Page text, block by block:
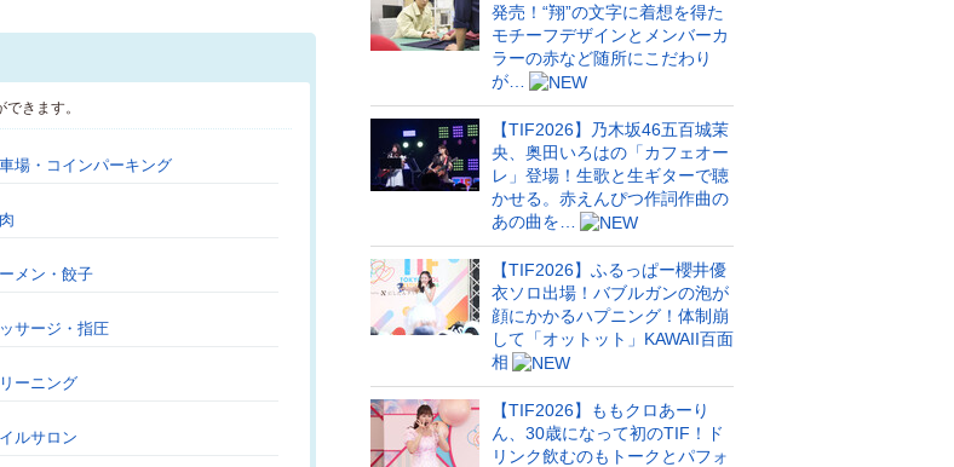
きます。
場・コインパーキング
メン・餃子
サージ・指圧
ーニング
ルサロン
発売！“翔”の文字に着想を得た
モチーフデザインとメンバーカ
ラーの赤など随所にこだわり
が…
【TIF2026】乃木坂46五百城茉
央、奥田いろはの「カフェオー
レ」登場！生歌と生ギターで聴
かせる。赤えんぴつ作詞作曲の
あの曲を…
【TIF2026】ふるっぱー櫻井優
衣ソロ出場！バブルガンの泡が
顔にかかるハプニング！体制崩
して「オットット」KAWAII百面
相
【TIF2026】ももクロあーり
ん、30歳になって初のTIF！ド
リンク飲むのもトークとパフォ